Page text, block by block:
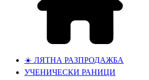
☀️ ЛЯТНА РАЗПРОДАЖБА
УЧЕНИЧЕСКИ РАНИЦИ